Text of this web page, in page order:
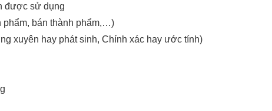
được sử dụng
phẩm, bán thành phẩm,…)
xuyên hay phát sinh, Chính xác hay ước tính)